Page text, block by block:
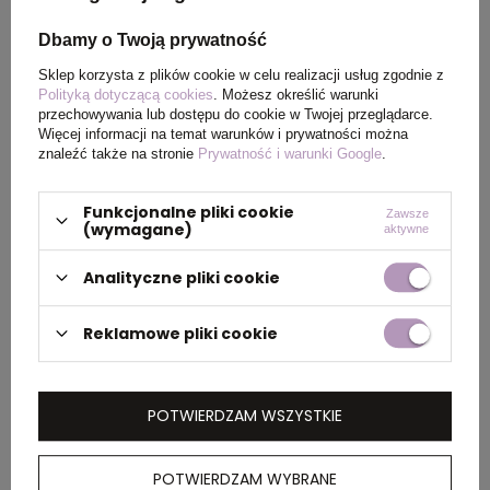
PAKOWANIE
Wymiary
kartonu
zewnętrznego
36 x 55 x 43 cm,48 x 34 x
45 cm
zewnętrznego
Dbamy o Twoją prywatność
Sklep korzysta z plików cookie w celu realizacji usług zgodnie z
Polityką dotyczącą cookies . Możesz określić warunki
przechowywania lub dostępu do cookie w Twojej przeglądarce.
Więcej informacji na temat warunków i prywatności można
znaleźć także na stronie Prywatność i warunki Google
Funkcjonalne pliki cookie
(wymagane)
Zawsze
aktywne
Analityczne pliki cookie
Reklamowe pliki cookie
POTWIERDZAM WYBRANE
POTWIERDZAM WSZYSTKIE